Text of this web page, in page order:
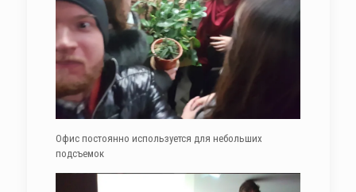
Офис постоянно используется для небольших
подсъемок